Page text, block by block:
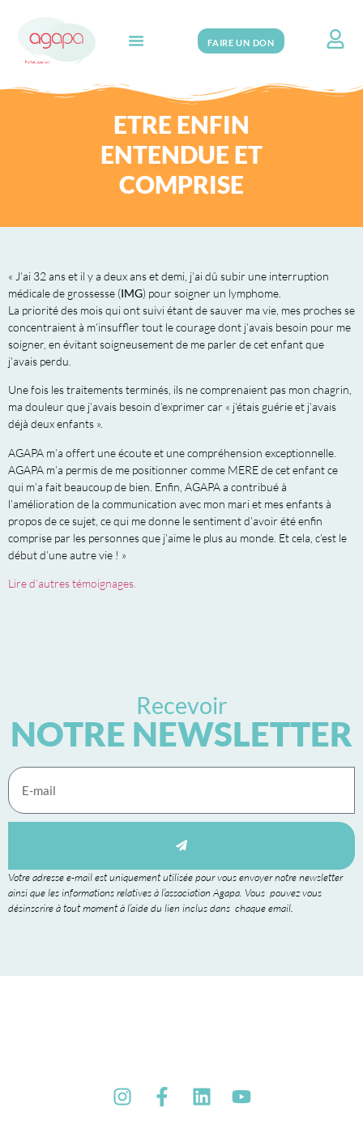
FAIRE UN DON
ETRE ENFIN
ENTENDUE ET
COMPRISE
« J’ai 32 ans et il y a deux ans et demi, j’ai dû subir une interruption
médicale de grossesse (IMG) pour soigner un lymphome.
La priorité des mois qui ont suivi étant de sauver ma vie, mes proches se
concentraient à m’insuffler tout le courage dont j’avais besoin pour me
soigner, en évitant soigneusement de me parler de cet enfant que
j’avais perdu.
Une fois les traitements terminés, ils ne comprenaient pas mon chagrin,
ma douleur que j’avais besoin d’exprimer car « j’étais guérie et j’avais
déjà deux enfants ».
AGAPA m’a offert une écoute et une compréhension exceptionnelle.
AGAPA m’a permis de me positionner comme MERE de cet enfant ce
qui m’a fait beaucoup de bien. Enfin, AGAPA a contribué à
l’amélioration de la communication avec mon mari et mes enfants à
propos de ce sujet, ce qui me donne le sentiment d’avoir été enfin
comprise par les personnes que j’aime le plus au monde. Et cela, c’est le
début d’une autre vie ! »
Lire d’autres témoignages.
Recevoir
NOTRE NEWSLETTER
Votre adresse e-mail est uniquement utilisée pour vous envoyer notre newsletter
ainsi que les informations relatives à l’association Agapa. Vous pouvez vous
désinscrire à tout moment à l’aide du lien inclus dans chaque email.